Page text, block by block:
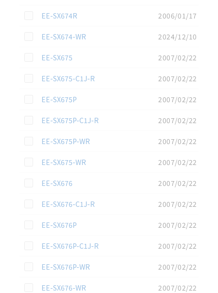
この資料を選択
EE-SX674R
2006/01/17
この資料を選択
EE-SX674-WR
2024/12/10
この資料を選択
EE-SX675
2007/02/22
この資料を選択
EE-SX675-C1J-R
2007/02/22
この資料を選択
EE-SX675P
2007/02/22
この資料を選択
EE-SX675P-C1J-R
2007/02/22
この資料を選択
EE-SX675P-WR
2007/02/22
この資料を選択
EE-SX675-WR
2007/02/22
この資料を選択
EE-SX676
2007/02/22
この資料を選択
EE-SX676-C1J-R
2007/02/22
この資料を選択
EE-SX676P
2007/02/22
この資料を選択
EE-SX676P-C1J-R
2007/02/22
この資料を選択
EE-SX676P-WR
2007/02/22
この資料を選択
EE-SX676-WR
2007/02/22